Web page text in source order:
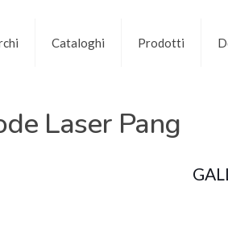
Cataloghi Prodotti
Laser Pang